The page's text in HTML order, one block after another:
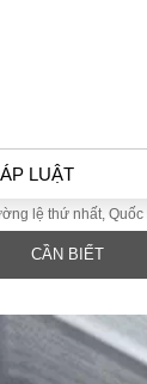
LUẬT
PHÁP LUẬT
nhìn luật gia
nhất, Quốc hội khóa
CẦN BIẾT